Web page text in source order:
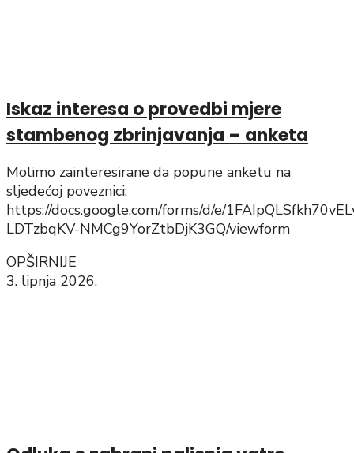
Iskaz interesa o provedbi mjere
stambenog zbrinjavanja – anketa
Molimo zainteresirane da popune anketu na
sljedećoj poveznici:
https://docs.google.com/forms/d/e/
LDTzbqKV-NMCg9YorZtbDjK3GQ/viewform
OPŠIRNIJE
3. lipnja 2026.